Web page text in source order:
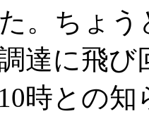
。ちょう
達に飛び
時との